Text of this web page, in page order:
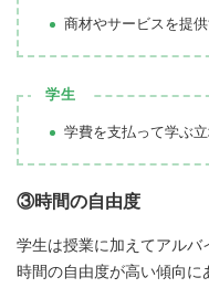
商材やサービスを提
学生
学費を支払って学ぶ
③時間の自由度
学生は授業に加えてアルバ
時間の自由度が高い傾向に